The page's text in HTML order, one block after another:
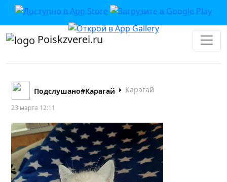
Poiskzverei.ru
Подслушано#Карагай Карагай
23 марта 12:11